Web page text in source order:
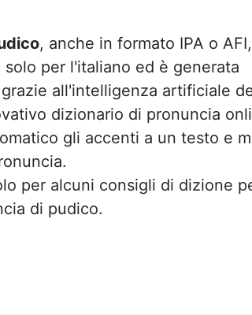
, anche in formato IPA o
per l'italiano ed è generata
all'intelligenza artificiale
dizionario di pronuncia
gli accenti a un testo e
per alcuni consigli di dizione
di pudico.